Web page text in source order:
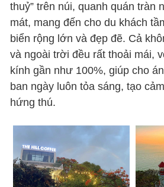
thuỷ” trên núi, quanh quán tràn
mát, mang đến cho du khách
biển rộng lớn và đẹp đẽ. Cả
và ngoài trời đều rất thoải mái,
kính gần như 100%, giúp cho
ban ngày luôn tỏa sáng, tạo
hứng thú.